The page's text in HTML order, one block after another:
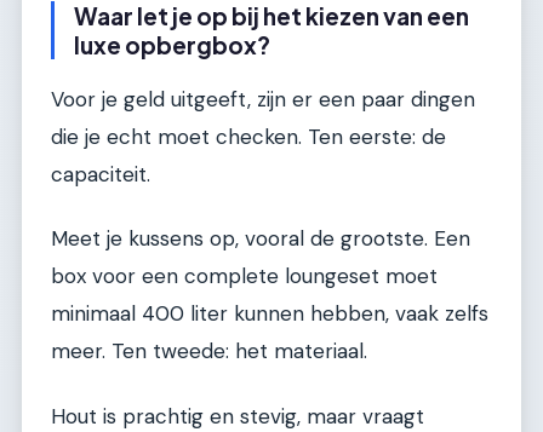
Waar let je op bij het kiezen van een
luxe opbergbox?
Voor je geld uitgeeft, zijn er een paar dingen
die je echt moet checken. Ten eerste: de
capaciteit.
Meet je kussens op, vooral de grootste. Een
box voor een complete loungeset moet
minimaal 400 liter kunnen hebben, vaak zelfs
meer. Ten tweede: het materiaal.
Hout is prachtig en stevig, maar vraagt